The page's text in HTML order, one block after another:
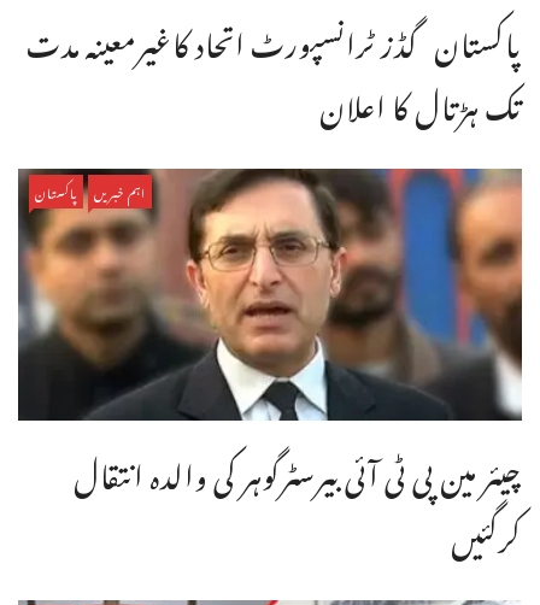
پاکستان گڈز ٹرانسپورٹ اتحاد کاغیرمعینہ مدت
تک ہڑتال کا اعلان
اہم خبریں پاکستان
چیئر مین پی ٹی آئی بیرسٹرگوہر کی والدہ انتقال
کرگئیں